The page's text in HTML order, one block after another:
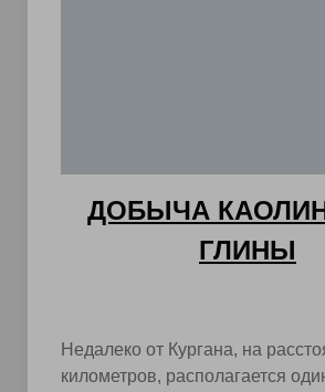
ДОБЫЧА
ГЛИНЫ
Недалеко от Кургана, на
километров, располагается